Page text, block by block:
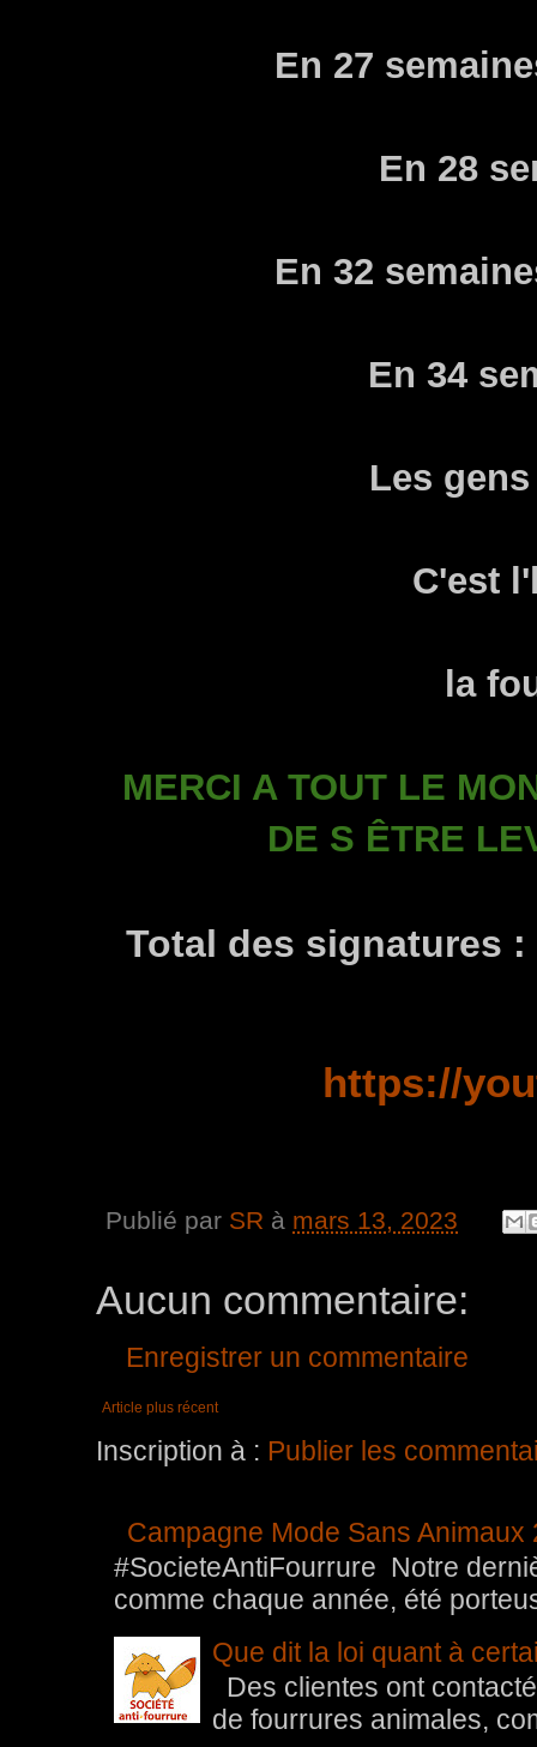
En 27
En 28
En 32
En 34
Les
C'est
la
MERCI A TOUT LE
DE S ÊTRE
Total des signatures :
https://
Publié par SR à mars 13, 2023
Aucun commentaire:
Enregistrer un commentaire
Article plus récent
Inscription à : Publier les
Campagne Mode Sans Animaux
#SocieteAntiFourrure Notre
comme chaque année, été
Que dit la loi quant à
Des clientes ont
de fourrures animales,